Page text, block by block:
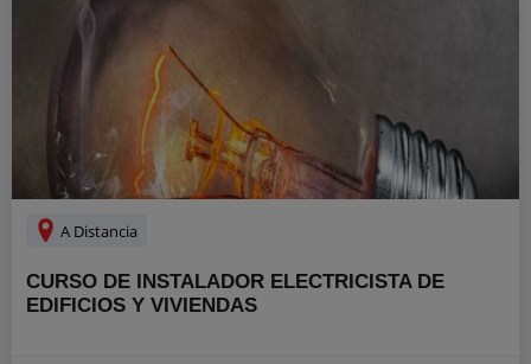
A Distancia
CURSO DE INSTALADOR ELECTRICISTA DE
EDIFICIOS Y VIVIENDAS